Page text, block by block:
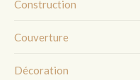
Construction
Couverture
Décoration